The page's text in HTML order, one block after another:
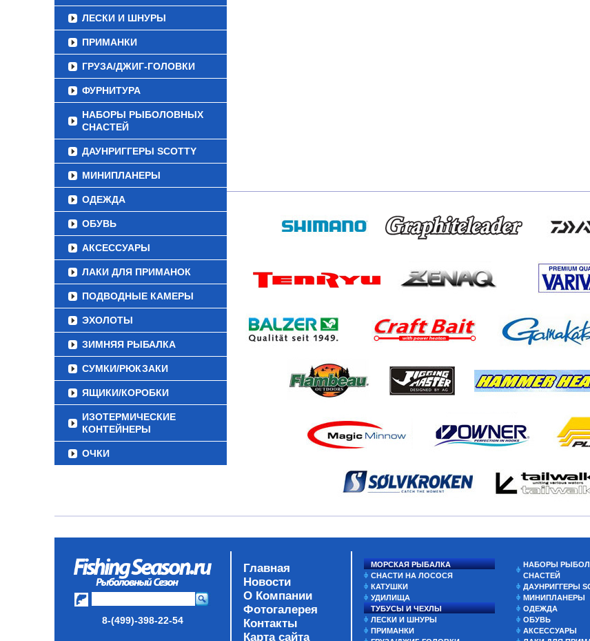
ЛЕСКИ И ШНУРЫ
ПРИМАНКИ
ГРУЗА/ДЖИГ-ГОЛОВКИ
ФУРНИТУРА
НАБОРЫ РЫБОЛОВНЫХ
СНАСТЕЙ
ДАУНРИГГЕРЫ SCOTTY
МИНИПЛАНЕРЫ
ОДЕЖДА
ОБУВЬ
АКСЕССУАРЫ
ЛАКИ ДЛЯ ПРИМАНОК
ПОДВОДНЫЕ КАМЕРЫ
ЭХОЛОТЫ
ЗИМНЯЯ РЫБАЛКА
СУМКИ/РЮКЗАКИ
ЯЩИКИ/КОРОБКИ
ИЗОТЕРМИЧЕСКИЕ
КОНТЕЙНЕРЫ
ОЧКИ
8-(499)-398-22-54
Главная
Новости
О Компании
Фотогалерея
Контакты
Карта сайта
МОРСКАЯ РЫБАЛКА
СНАСТИ НА ЛОСОСЯ
КАТУШКИ
УДИЛИЩА
ТУБУСЫ И ЧЕХЛЫ
ЛЕСКИ И ШНУРЫ
ПРИМАНКИ
НАБОРЫ
СНАСТЕЙ
ДАУНРИГГЕРЫ
МИНИПЛАНЕРЫ
ОДЕЖДА
ОБУВЬ
АКСЕССУАРЫ